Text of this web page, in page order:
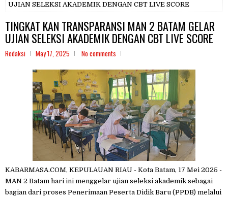
UJIAN SELEKSI AKADEMIK DENGAN CBT LIVE SCORE
TINGKAT KAN TRANSPARANSI MAN 2 BATAM GELAR
UJIAN SELEKSI AKADEMIK DENGAN CBT LIVE SCORE
Redaksi May 17, 2025 No comments
KABARMASA.COM, KEPULAUAN RIAU - Kota Batam, 17 Mei 2025 -
MAN 2 Batam hari ini menggelar ujian seleksi akademik sebagai
bagian dari proses Penerimaan Peserta Didik Baru (PPDB) melalui